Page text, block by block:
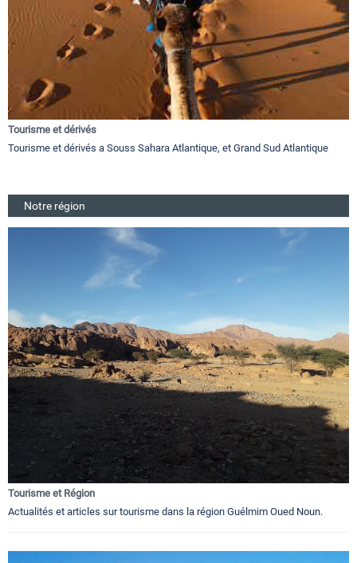
Tourisme et dérivés
Tourisme et dérivés a Souss Sahara Atlantique, et Grand Sud Atlantique
Notre région
Tourisme et Région
Actualités et articles sur tourisme dans la région Guélmim Oued Noun.